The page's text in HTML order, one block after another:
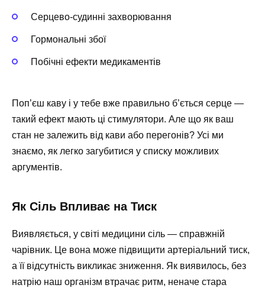
Серцево-судинні захворювання
Гормональні збої
Побічні ефекти медикаментів
Поп’єш каву і у тебе вже правильно б’ється серце —
такий ефект мають ці стимулятори. Але що як ваш
стан не залежить від кави або перегонів? Усі ми
знаємо, як легко загубитися у списку можливих
аргументів.
Як Сіль Впливає на Тиск
Виявляється, у світі медицини сіль — справжній
чарівник. Це вона може підвищити артеріальний тиск,
а її відсутність викликає зниження. Як виявилось, без
натрію наш організм втрачає ритм, неначе стара